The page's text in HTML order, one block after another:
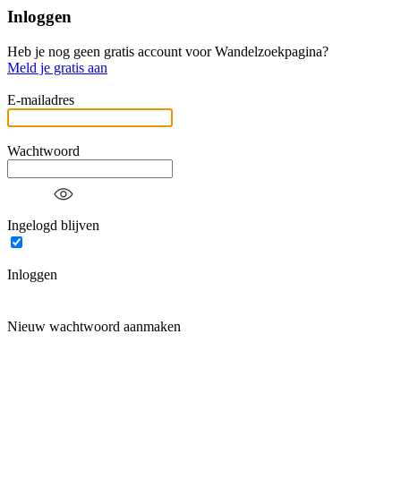
Inloggen
Heb je nog geen gratis account voor Wandelzoekpagina?
Meld je gratis aan
E-mailadres
Wachtwoord
Ingelogd blijven
Inloggen
Nieuw wachtwoord aanmaken